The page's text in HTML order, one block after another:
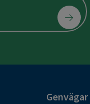
Genvägar